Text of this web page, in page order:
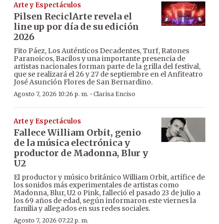
Arte y Espectáculos
Pilsen ReciclArte revela el
line up por día de su edición
2026
Fito Páez, Los Auténticos Decadentes, Turf, Ratones
Paranoicos, Bacilos y una importante presencia de
artistas nacionales forman parte de la grilla del festival,
que se realizará el 26 y 27 de septiembre en el Anfiteatro
José Asunción Flores de San Bernardino.
Agosto 7, 2026 10:26 p. m. · Clarisa Enciso
Arte y Espectáculos
Fallece William Orbit, genio
de la música electrónica y
productor de Madonna, Blur y
U2
El productor y músico británico William Orbit, artífice de
los sonidos más experimentales de artistas como
Madonna, Blur, U2 o Pink, falleció el pasado 23 de julio a
los 69 años de edad, según informaron este viernes la
familia y allegados en sus redes sociales.
Agosto 7, 2026 07:22 p. m.